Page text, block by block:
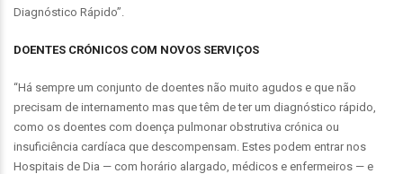
Diagnóstico Rápido”.
DOENTES CRÓNICOS COM NOVOS SERVIÇOS
“Há sempre um conjunto de doentes não muito agudos e que não
precisam de internamento mas que têm de ter um diagnóstico rápido,
como os doentes com doença pulmonar obstrutiva crónica ou
insuficiência cardíaca que descompensam. Estes podem entrar nos
Hospitais de Dia — com horário alargado, médicos e enfermeiros — e